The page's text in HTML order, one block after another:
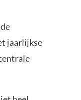
jaarlijkse